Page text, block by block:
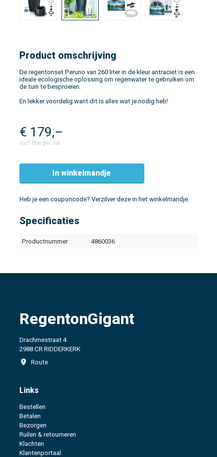
Product omschrijving
De regentonset Peruno van 260 liter in de kleur antraciet is een
ideale ecologische oplossing om regenwater te gebruiken om
de tuin te besproeien.
En lekker voordelig want dit is alles wat je nodig heb!
€ 179,–
incl. btw per stk
In winkelmandje
Heb je een couponcode? Verzilver deze in het winkelmandje.
Specificaties
Productnummer 4860036
RegentonGigant
Drachmestraat 4
2988 CR RIDDERKERK
Route
Links
Bestellen
Betalen
Bezorgen
Ruilen & retourneren
Klachten
Klantenportaal